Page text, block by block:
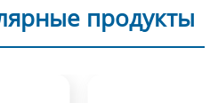
продукты